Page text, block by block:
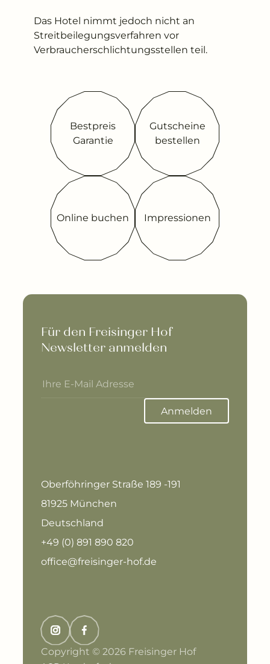
Das Hotel nimmt jedoch nicht an
Streitbeilegungsverfahren vor
Verbraucherschlichtungsstellen teil.
Bestpreis
Garantie
Gutscheine
bestellen
Online buchen Impressionen
Für den Freisinger Hof
Newsletter anmelden
Anmelden
Oberföhringer Straße 189 -191
81925 München
Deutschland
+49 (0) 891 890 820
office@freisinger-hof.de
Copyright © 2026 Freisinger Hof